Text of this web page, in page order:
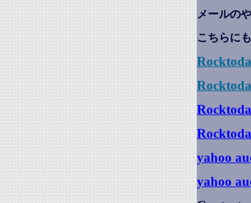
メールの
こちらに
yahoo
yahoo